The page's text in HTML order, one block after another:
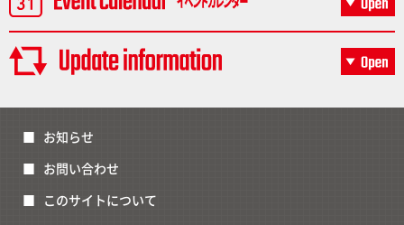
お知らせ
お問い合わせ
このサイトについて